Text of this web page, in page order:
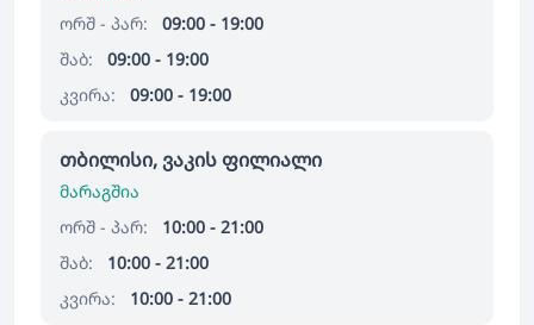
ორშ - პარ:
09:00 - 19:00
შაბ:
09:00 - 19:00
კვირა:
09:00 - 19:00
თბილისი, ვაკის ფილიალი
მარაგშია
ორშ - პარ:
10:00 - 21:00
შაბ:
10:00 - 21:00
კვირა:
10:00 - 21:00